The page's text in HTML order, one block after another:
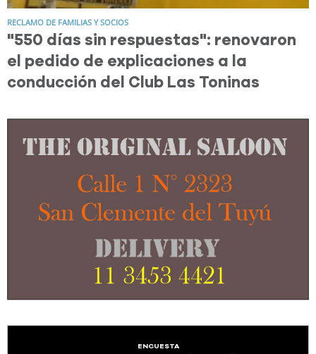
RECLAMO DE FAMILIAS Y SOCIOS
"550 días sin respuestas": renovaron
el pedido de explicaciones a la
conducción del Club Las Toninas
ENCUESTA